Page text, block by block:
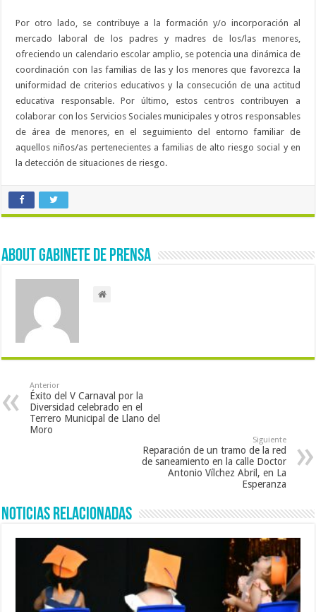
Por otro lado, se contribuye a la formación y/o incorporación al
mercado laboral de los padres y madres de los/las menores,
ofreciendo un calendario escolar amplio, se potencia una dinámica de
coordinación con las familias de las y los menores que favorezca la
uniformidad de criterios educativos y la consecución de una actitud
educativa responsable. Por último, estos centros contribuyen a
colaborar con los Servicios Sociales municipales y otros responsables
de área de menores, en el seguimiento del entorno familiar de
aquellos niños/as pertenecientes a familias de alto riesgo social y en
la detección de situaciones de riesgo.
About Gabinete de Prensa
Anterior
Éxito del V Carnaval por la
Diversidad celebrado en el
Terrero Municipal de Llano del
Moro
Siguiente
Reparación de un tramo de la red
de saneamiento en la calle Doctor
Antonio Vílchez Abril, en La
Esperanza
Noticias Relacionadas